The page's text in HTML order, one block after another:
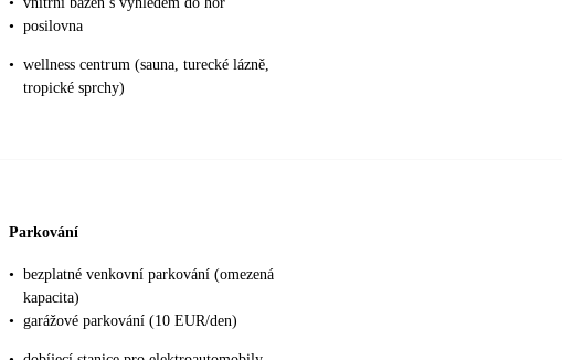
• posilovna
• wellness centrum (sauna, turecké lázně,
tropické sprchy)
Parkování
• bezplatné venkovní parkování (omezená
kapacita)
• garážové parkování (10 EUR/den)